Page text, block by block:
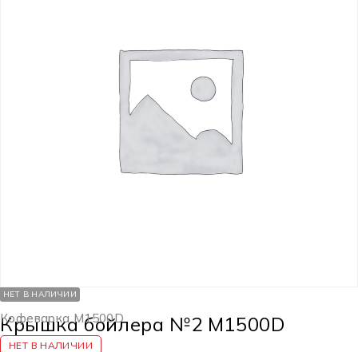
НЕТ В НАЛИЧИИ
Кофеварка M1500D
Крышка бойлера №2 M1500D
НЕТ В НАЛИЧИИ